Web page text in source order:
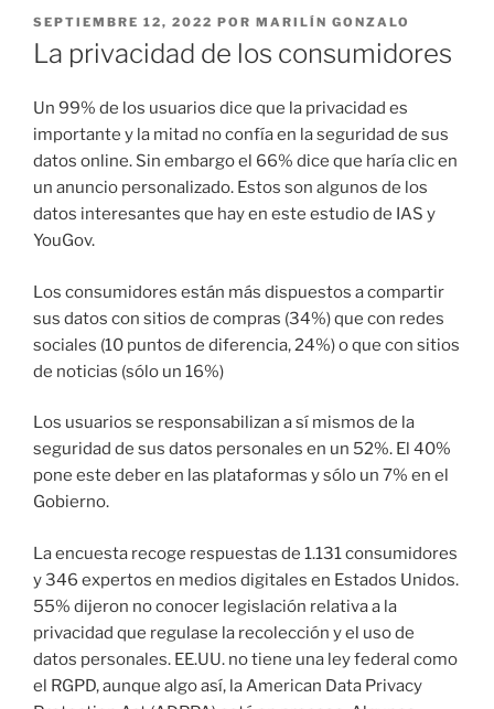
PUBLICADO
EL
SEPTIEMBRE 12, 2022 POR MARILÍN GONZALO
La privacidad de los consumidores
Un 99% de los usuarios dice que la privacidad es
importante y la mitad no confía en la seguridad de sus
datos online. Sin embargo el 66% dice que haría clic en
un anuncio personalizado. Estos son algunos de los
datos interesantes que hay en este estudio de IAS y
YouGov.
Los consumidores están más dispuestos a compartir
sus datos con sitios de compras (34%) que con redes
sociales (10 puntos de diferencia, 24%) o que con sitios
de noticias (sólo un 16%)
Los usuarios se responsabilizan a sí mismos de la
seguridad de sus datos personales en un 52%. El 40%
pone este deber en las plataformas y sólo un 7% en el
Gobierno.
La encuesta recoge respuestas de 1.131 consumidores
y 346 expertos en medios digitales en Estados Unidos.
55% dijeron no conocer legislación relativa a la
privacidad que regulase la recolección y el uso de
datos personales. EE.UU. no tiene una ley federal como
el RGPD, aunque algo así, la American Data Privacy